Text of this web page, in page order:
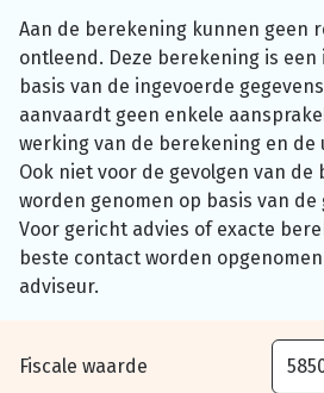
Aan de berekening kunnen geen
ontleend. Deze berekening is
basis van de ingevoerde
aanvaardt geen enkele
werking van de berekening en de
Ook niet voor de gevolgen van de
worden genomen op basis van
Voor gericht advies of exacte
beste contact worden
adviseur.
Fiscale waarde